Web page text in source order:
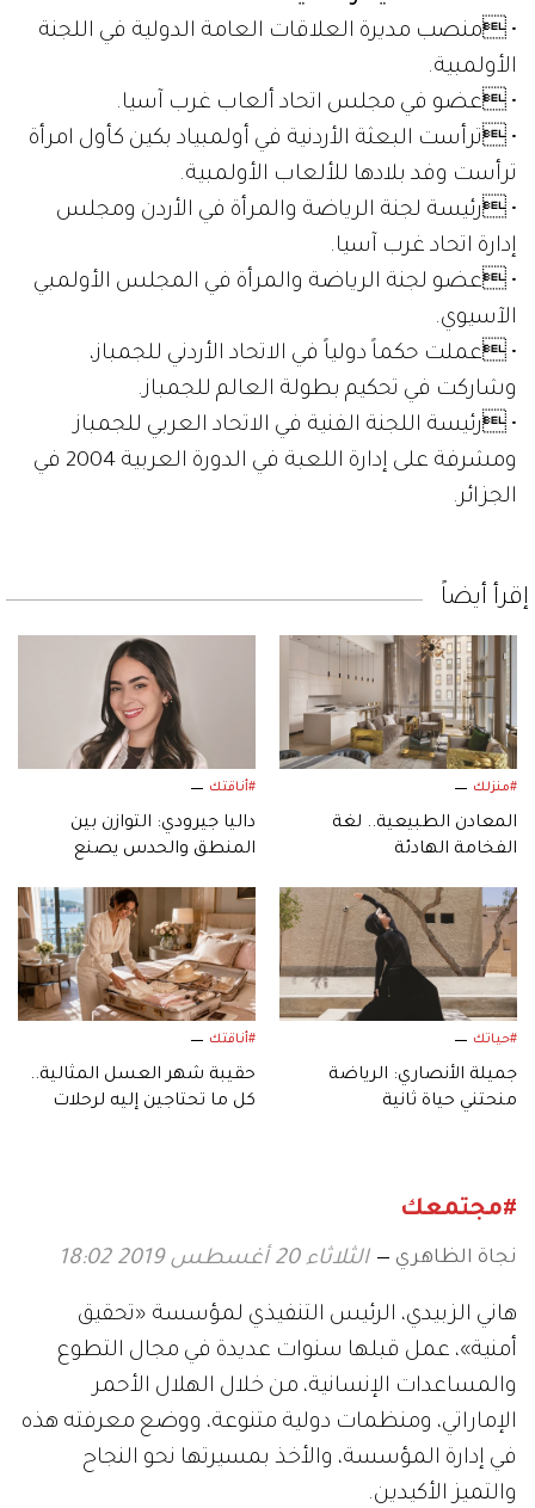
• منصب مديرة العلاقات العامة الدولية في اللجنة
الأولمبية.
• عضو في مجلس اتحاد ألعاب غرب آسيا.
• ترأست البعثة الأردنية في أولمبياد بكين كأول امرأة
ترأست وفد بلادها للألعاب الأولمبية.
• رئيسة لجنة الرياضة والمرأة في الأردن ومجلس
إدارة اتحاد غرب آسيا.
• عضو لجنة الرياضة والمرأة في المجلس الأولمبي
الآسيوي.
• عملت حكماً دولياً في الاتحاد الأردني للجمباز،
وشاركت في تحكيم بطولة العالم للجمباز.
• رئيسة اللجنة الفنية في الاتحاد العربي للجمباز
ومشرفة على إدارة اللعبة في الدورة العربية 2004 في
الجزائر.
إقرأ أيضاً
#منزلك
المعادن الطبيعية.. لغة
الفخامة الهادئة
#أناقتك
داليا جيرودي: التوازن بين
المنطق والحدس يصنع
#حياتك
جميلة الأنصاري: الرياضة
منحتني حياة ثانية
#أناقتك
حقيبة شهر العسل المثالية..
كل ما تحتاجين إليه لرحلات
#مجتمعك
نجاة الظاهري الثلاثاء 20 أغسطس 2019 18:02
هاني الزبيدي، الرئيس التنفيذي لمؤسسة «تحقيق
أمنية»، عمل قبلها سنوات عديدة في مجال التطوع
والمساعدات الإنسانية، من خلال الهلال الأحمر
الإماراتي، ومنظمات دولية متنوعة، ووضع معرفته هذه
في إدارة المؤسسة، والأخذ بمسيرتها نحو النجاح
والتميز الأكيدين.